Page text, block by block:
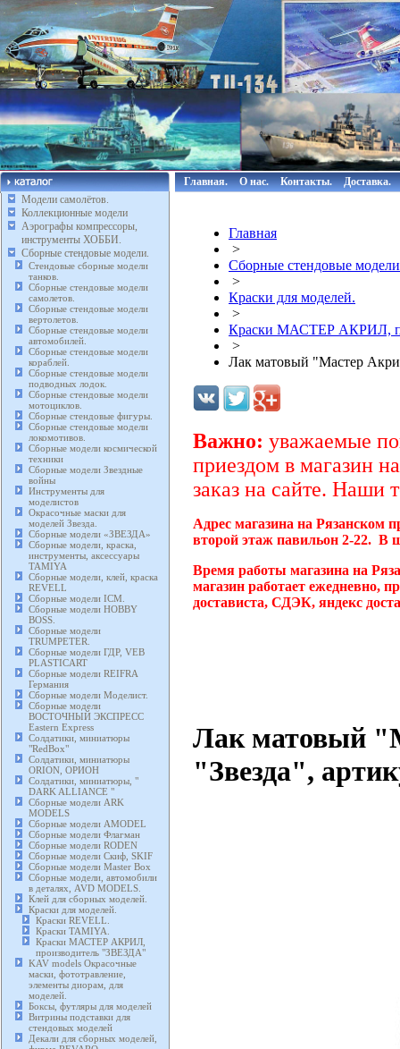
Модели самолётов.
Коллекционные модели
Аэрографы компрессоры,
инструменты ХОББИ.
Сборные стендовые модели.
Стендовые сборные модели
танков.
Сборные стендовые модели
самолетов.
Сборные стендовые модели
вертолетов.
Сборные стендовые модели
автомобилей.
Сборные стендовые модели
кораблей.
Сборные стендовые модели
подводных лодок.
Сборные стендовые модели
мотоциклов.
Сборные стендовые фигуры.
Сборные стендовые модели
локомотивов.
Сборные модели космической
техники
Сборные модели Звездные
войны
Инструменты для
моделистов
Окрасочные маски для
моделей Звезда.
Сборные модели «ЗВЕЗДА»
Сборные модели, краска,
инструменты, аксессуары
TAMIYA
Сборные модели, клей, краска
REVELL
Сборные модели ICM.
Сборные модели HOBBY
BOSS.
Сборные модели
TRUMPETER.
Сборные модели ГДР, VEB
PLASTICART
Сборные модели REIFRA
Германия
Сборные модели Моделист.
Сборные модели
ВОСТОЧНЫЙ ЭКСПРЕСС
Eastern Express
Солдатики, миниатюры
"RedBox"
Солдатики, миниатюры
ORION, ОРИОН
Солдатики, миниатюры, "
DARK ALLIANCE "
Сборные модели ARK
MODELS
Сборные модели AMODEL
Сборные модели Флагман
Сборные модели RODEN
Сборные модели Скиф, SKIF
Сборные модели Master Box
Сборные модели, автомобили
в деталях, AVD MODELS.
Клей для сборных моделей.
Краски для моделей.
Краски REVELL.
Краски TAMIYA.
Краски МАСТЕР АКРИЛ,
производитель "ЗВЕЗДА"
KAV models Окрасочные
маски, фототравление,
элементы диорам, для
моделей.
Боксы, футляры для моделей
Витрины подставки для
стендовых моделей
Декали для сборных моделей,
Главная. О нас. Контакты. Доставка.
Главная
>
Сборные стендовые
>
Краски для моделей.
>
Краски МАСТЕР АКРИЛ,
>
Лак матовый "Мастер
Важно: уважаемые
приездом в магазин
заказ на сайте. Наши
Адрес магазина на Рязанском
второй этаж павильон 2-22. В
Время работы магазина на
магазин работает ежедневно,
достависта, СДЭК, яндекс
Лак матовый
"Звезда",